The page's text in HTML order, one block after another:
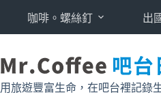
要
內
容
咖啡。螺絲釘 出
用旅遊豐富生命，在吧台裡記錄